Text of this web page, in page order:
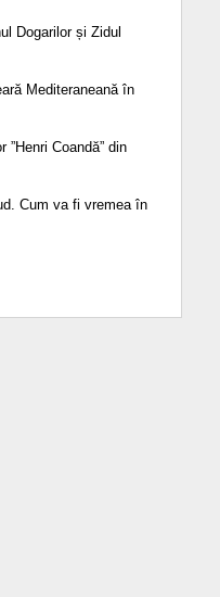
Dogarilor și Zidul
Mediteraneană în
Coandă” din
Cum va fi vremea în